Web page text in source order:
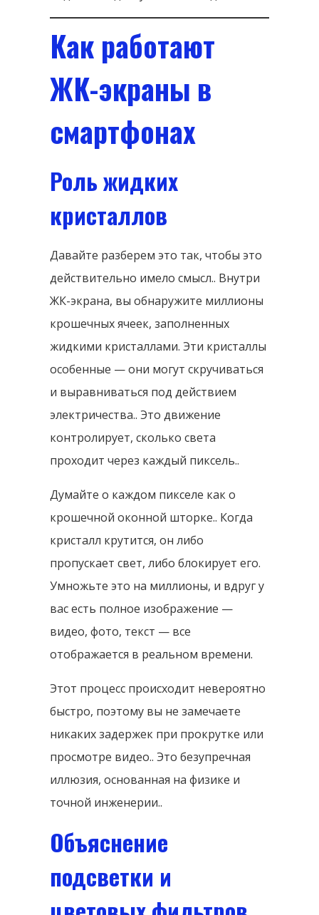
Как работают
ЖК-экраны в
смартфонах
Роль жидких
кристаллов
Давайте разберем это так, чтобы это
действительно имело смысл.. Внутри
ЖК-экрана, вы обнаружите миллионы
крошечных ячеек, заполненных
жидкими кристаллами. Эти кристаллы
особенные — они могут скручиваться
и выравниваться под действием
электричества.. Это движение
контролирует, сколько света
проходит через каждый пиксель..
Думайте о каждом пикселе как о
крошечной оконной шторке.. Когда
кристалл крутится, он либо
пропускает свет, либо блокирует его.
Умножьте это на миллионы, и вдруг у
вас есть полное изображение —
видео, фото, текст — все
отображается в реальном времени.
Этот процесс происходит невероятно
быстро, поэтому вы не замечаете
никаких задержек при прокрутке или
просмотре видео.. Это безупречная
иллюзия, основанная на физике и
точной инженерии..
Объяснение
подсветки и